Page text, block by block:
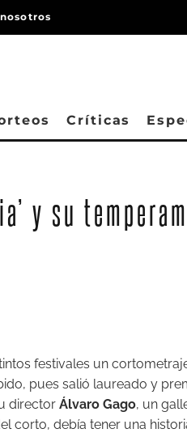
Críticas
y su
festivales un
pues salió laureado y
director Álvaro Gago, un
corto, debía tener una